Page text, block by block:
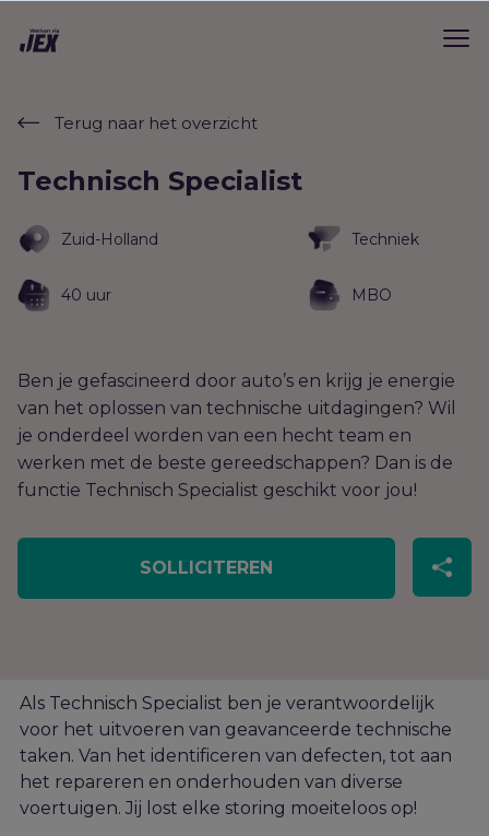
Terug naar het overzicht
Technisch Specialist
Zuid-Holland Techniek
40 uur MBO
Ben je gefascineerd door auto’s en krijg je energie
van het oplossen van technische uitdagingen? Wil
je onderdeel worden van een hecht team en
werken met de beste gereedschappen? Dan is de
functie Technisch Specialist geschikt voor jou!
SOLLICITEREN
Als Technisch Specialist ben je verantwoordelijk
voor het uitvoeren van geavanceerde technische
taken. Van het identificeren van defecten, tot aan
het repareren en onderhouden van diverse
voertuigen. Jij lost elke storing moeiteloos op!